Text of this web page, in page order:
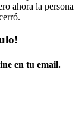
ahora la persona
en tu email.